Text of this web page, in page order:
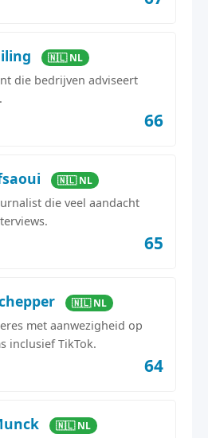
🇳🇱 NL
die bedrijven adviseert
66
🇳🇱 NL
die veel aandacht
65
🇳🇱 NL
met aanwezigheid op
inclusief TikTok.
64
🇳🇱 NL